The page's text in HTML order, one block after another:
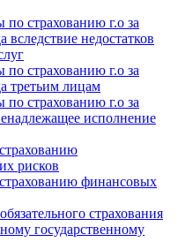
по страхованию г.о за
вследствие недостатков
по страхованию г.о за
третьим лицам
по страхованию г.о за
исполнение
рисков
финансовых
страхования
государственному